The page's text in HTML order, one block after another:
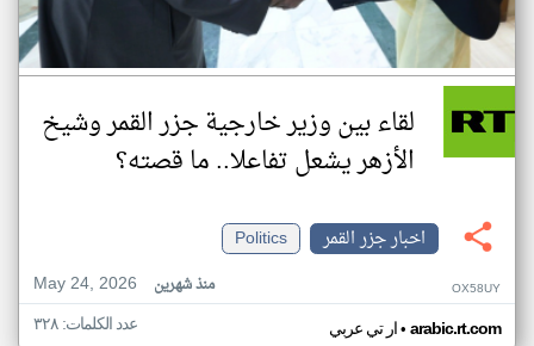
لقاء بين وزير خارجية جزر القمر وشيخ
الأزهر يشعل تفاعلا.. ما قصته؟
اخبار جزر القمر
Politics
May 24, 2026
منذ شهرين OX58UY
ار تي عربي• arabic.rt.com عدد الكلمات: ٣٢٨